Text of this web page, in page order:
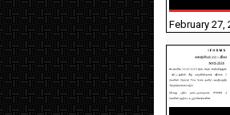
February 27,